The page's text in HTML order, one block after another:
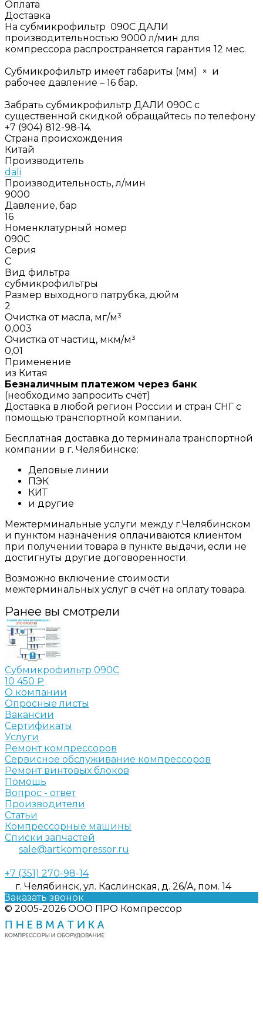
Оплата
Доставка
На субмикрофильтр 090C ДАЛИ
производительностью 9000 л/мин для
компрессора распространяется гарантия 12 мес.
Субмикрофильтр имеет габариты (мм) × и
рабочее давление – 16 бар.
Забрать субмикрофильтр ДАЛИ 090C с
существенной скидкой обращайтесь по телефону
+7 (904) 812-98-14.
Страна происхождения
Китай
Производитель
dali
Производительность, л/мин
9000
Давление, бар
16
Номенклатурный номер
090C
Серия
C
Вид фильтра
субмикрофильтры
Размер выходного патрубка, дюйм
2
Очистка от масла, мг/м³
0,003
Очистка от частиц, мкм/м³
0,01
Применение
из Китая
Безналичным платежом через банк
(необходимо запросить счёт)
Доставка в любой регион России и стран СНГ с
помощью транспортной компании.
Бесплатная доставка до терминала транспортной
компании в г. Челябинске:
Деловые линии
ПЭК
КИТ
и другие
Межтерминальные услуги между г.Челябинском
и пунктом назначения оплачиваются клиентом
при получении товара в пункте выдачи, если не
достигнуты другие договоренности.
Возможно включение стоимости
межтерминальных услуг в счёт на оплату товара.
Ранее вы смотрели
Субмикрофильтр 090C
10 450 ₽
О компании
Опросные листы
Вакансии
Сертификаты
Услуги
Ремонт компрессоров
Сервисное обслуживание компрессоров
Ремонт винтовых блоков
Помощь
Вопрос - ответ
Производители
Статьи
Компрессорные машины
Списки запчастей
sale@artkompressor.ru
+7 (351) 270-98-14
г. Челябинск, ул. Каслинская, д. 26/А, пом. 14
Заказать звонок
© 2005-2026 ООО ПРО Компрессор